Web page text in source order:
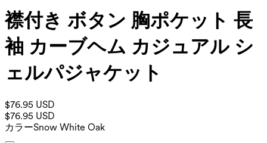
襟付き ボタン 胸ポケット 長
袖 カーブヘム カジュアル シ
ェルパジャケット
$76.95 USD
$76.95 USD
カラーSnow White Oak